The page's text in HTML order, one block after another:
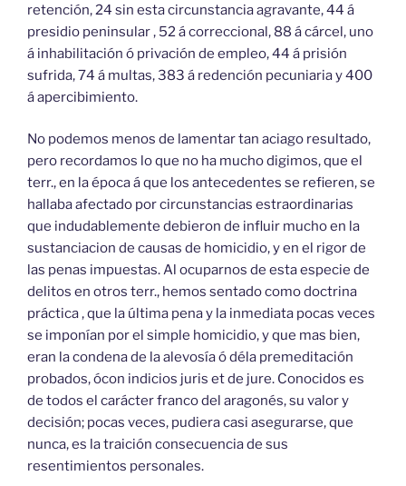
retención, 24 sin esta circunstancia agravante, 44 á
presidio peninsular , 52 á correccional, 88 á cárcel, uno
á inhabilitación ó privación de empleo, 44 á prisión
sufrida, 74 á multas, 383 á redención pecuniaria y 400
á apercibimiento.
No podemos menos de lamentar tan aciago resultado,
pero recordamos lo que no ha mucho digimos, que el
terr., en la época á que los antecedentes se refieren, se
hallaba afectado por circunstancias estraordinarias
que indudablemente debieron de influir mucho en la
sustanciacion de causas de homicidio, y en el rigor de
las penas impuestas. Al ocuparnos de esta especie de
delitos en otros terr., hemos sentado como doctrina
práctica , que la última pena y la inmediata pocas veces
se imponían por el simple homicidio, y que mas bien,
eran la condena de la alevosía ó déla premeditación
probados, ócon indicios juris et de jure. Conocidos es
de todos el carácter franco del aragonés, su valor y
decisión; pocas veces, pudiera casi asegurarse, que
nunca, es la traición consecuencia de sus
resentimientos personales.